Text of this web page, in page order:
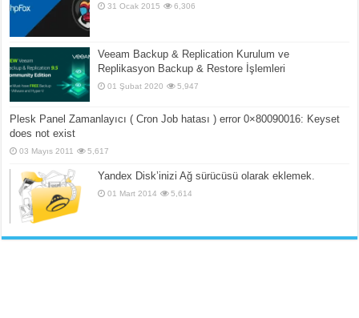
31 Ocak 2015 6,306
Veeam Backup & Replication Kurulum ve
Replikasyon Backup & Restore İşlemleri
01 Şubat 2020 5,947
Plesk Panel Zamanlayıcı ( Cron Job hatası ) error 0×80090016: Keyset
does not exist
03 Mayıs 2011 5,617
Yandex Disk’inizi Ağ sürücüsü olarak eklemek.
01 Mart 2014 5,614